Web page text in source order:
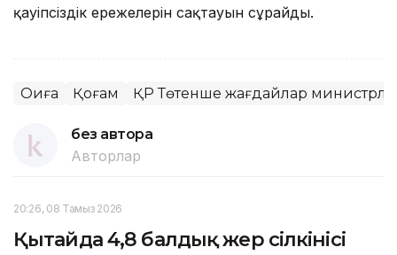
қауіпсіздік ережелерін сақтауын сұрайды.
Оқиға Қоғам ҚР Төтенше жағдайлар
без автора
Авторлар
20:26, 08 Тамыз 2026
Қытайда 4,8 балдық жер сілкінісі